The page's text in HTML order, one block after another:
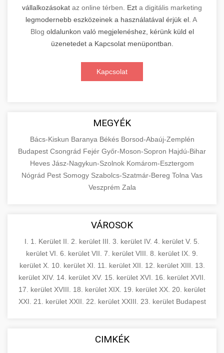
vállalkozásokat az online térben . Ezt a digitális marketing
legmodernebb eszközeinek a használatával érjük el. A
Blog oldalunkon való megjelenéshez, kérünk küld el
üzenetedet a Kapcsolat menüpontban.
Kapcsolat
MEGYÉK
Bács-Kiskun Baranya Békés Borsod-Abaúj-Zemplén
Budapest Csongrád Fejér Győr-Moson-Sopron Hajdú-Bihar
Heves Jász-Nagykun-Szolnok Komárom-Esztergom
Nógrád Pest Somogy Szabolcs-Szatmár-Bereg Tolna Vas
Veszprém Zala
VÁROSOK
I. 1. Kerület II. 2. kerület III. 3. kerület IV. 4. kerület V. 5.
kerület VI. 6. kerület VII. 7. kerület VIII. 8. kerület IX. 9.
kerület X. 10. kerület XI. 11. kerület XII. 12. kerület XIII. 13.
kerület XIV. 14. kerület XV. 15. kerület XVI. 16. kerület XVII.
17. kerület XVIII. 18. kerület XIX. 19. kerület XX. 20. kerület
XXI. 21. kerület XXII. 22. kerület XXIII. 23. kerület Budapest
CIMKÉK